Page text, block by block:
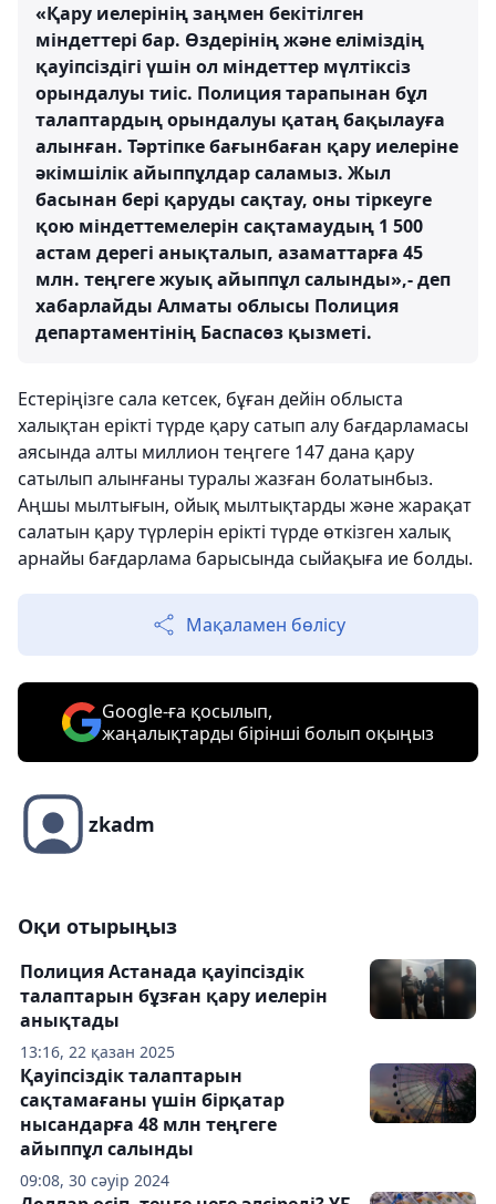
«Қару иелерінің заңмен бекітілген
міндеттері бар. Өздерінің және еліміздің
қауіпсіздігі үшін ол міндеттер мүлтіксіз
орындалуы тиіс. Полиция тарапынан бұл
талаптардың орындалуы қатаң бақылауға
алынған. Тәртіпке бағынбаған қару иелеріне
әкімшілік айыппұлдар саламыз. Жыл
басынан бері қаруды сақтау, оны тіркеуге
қою міндеттемелерін сақтамаудың 1 500
астам дерегі анықталып, азаматтарға 45
млн. теңгеге жуық айыппұл салынды»,- деп
хабарлайды Алматы облысы Полиция
департаментінің Баспасөз қызметі.
Естеріңізге сала кетсек, бұған дейін облыста
халықтан ерікті түрде қару сатып алу бағдарламасы
аясында алты миллион теңгеге 147 дана қару
сатылып алынғаны туралы жазған болатынбыз.
Аңшы мылтығын, ойық мылтықтарды және жарақат
салатын қару түрлерін ерікті түрде өткізген халық
арнайы бағдарлама барысында сыйақыға ие болды.
Мақаламен бөлісу
Google-ға қосылып,
жаңалықтарды бірінші болып оқыңыз
zkadm
Оқи отырыңыз
13:16, 22 қазан 2025
Полиция Астанада қауіпсіздік
талаптарын бұзған қару иелерін
анықтады
09:08, 30 сәуір 2024
Қауіпсіздік талаптарын
сақтамағаны үшін бірқатар
нысандарға 48 млн теңгеге
айыппұл салынды